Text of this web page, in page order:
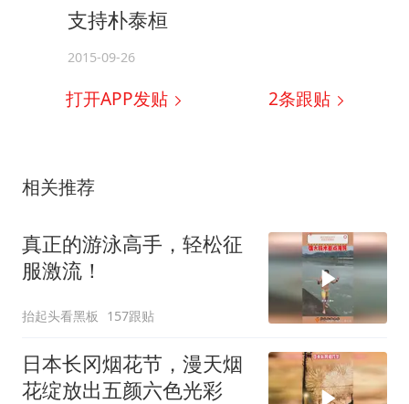
支持朴泰桓
2015-09-26
打开APP发贴 2条跟贴
相关推荐
真正的游泳高手，轻松征
服激流！
抬起头看黑板 157跟贴
日本长冈烟花节，漫天烟
花绽放出五颜六色光彩